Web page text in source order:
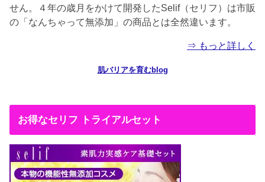
せん。４年の歳月をかけて開発したSelif（セリフ）は市販
の「なんちゃって無添加」の商品とは全然違います。
⇒ もっと詳しく
肌バリアを育むblog
お得なセリフ トライアルセット